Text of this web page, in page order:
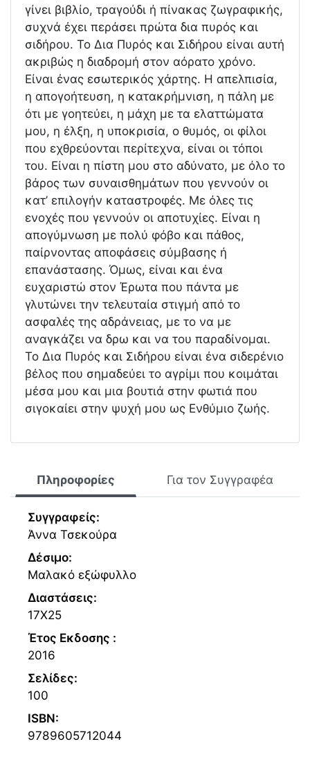
γίνει βιβλίο, τραγούδι ή πίνακας ζωγραφικής,
συχνά έχει περάσει πρώτα δια πυρός και
σιδήρου. Το Δια Πυρός και Σιδήρου είναι αυτή
ακριβώς η διαδρομή στον αόρατο χρόνο.
Είναι ένας εσωτερικός χάρτης. Η απελπισία,
η απογοήτευση, η κατακρήμνιση, η πάλη με
ότι με γοητεύει, η μάχη με τα ελαττώματα
μου, η έλξη, η υποκρισία, ο θυμός, οι φίλοι
που εχθρεύονται περίτεχνα, είναι οι τόποι
του. Είναι η πίστη μου στο αδύνατο, με όλο το
βάρος των συναισθημάτων που γεννούν οι
κατ’ επιλογήν καταστροφές. Με όλες τις
ενοχές που γεννούν οι αποτυχίες. Είναι η
απογύμνωση με πολύ φόβο και πάθος,
παίρνοντας αποφάσεις σύμβασης ή
επανάστασης. Όμως, είναι και ένα
ευχαριστώ στον Έρωτα που πάντα με
γλυτώνει την τελευταία στιγμή από το
ασφαλές της αδράνειας, με το να με
αναγκάζει να δρω και να του παραδίνομαι.
Το Δια Πυρός και Σιδήρου είναι ένα σιδερένιο
βέλος που σημαδεύει το αγρίμι που κοιμάται
μέσα μου και μια βουτιά στην φωτιά που
σιγοκαίει στην ψυχή μου ως Ενθύμιο ζωής.
Πληροφορίες Για τον Συγγραφέα
Συγγραφείς:
Άννα Τσεκούρα
Δέσιμο:
Μαλακό εξώφυλλο
Διαστάσεις:
17Χ25
Έτος Εκδοσης :
2016
Σελίδες:
100
ISBN:
9789605712044